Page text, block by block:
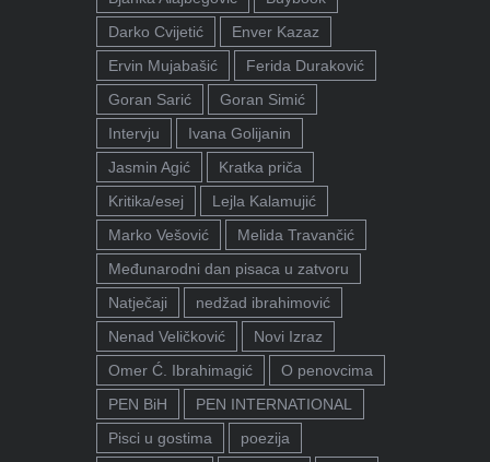
Darko Cvijetić
Enver Kazaz
Ervin Mujabašić
Ferida Duraković
Goran Sarić
Goran Simić
Intervju
Ivana Golijanin
Jasmin Agić
Kratka priča
Kritika/esej
Lejla Kalamujić
Marko Vešović
Melida Travančić
Međunarodni dan pisaca u zatvoru
Natječaji
nedžad ibrahimović
Nenad Veličković
Novi Izraz
Omer Ć. Ibrahimagić
O penovcima
PEN BiH
PEN INTERNATIONAL
Pisci u gostima
poezija